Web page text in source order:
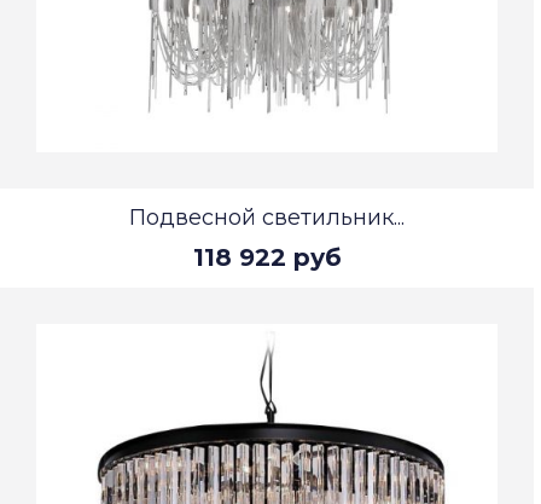
Подвесной светильник...
118 922 руб